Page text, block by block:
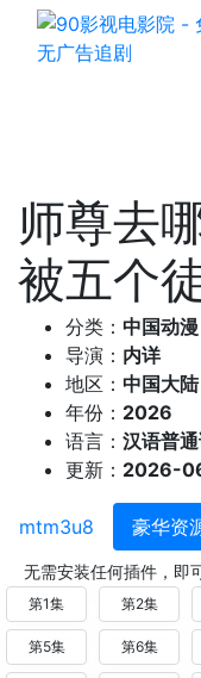
师尊去
被五个
分类： 中国动漫
导演： 内详
地区： 中国大陆
年份： 2026
语言： 汉语普
更新： 2026-
mtm3u8 豪华资
无需安装任何插件，即
第1集 第2集
第5集 第6集